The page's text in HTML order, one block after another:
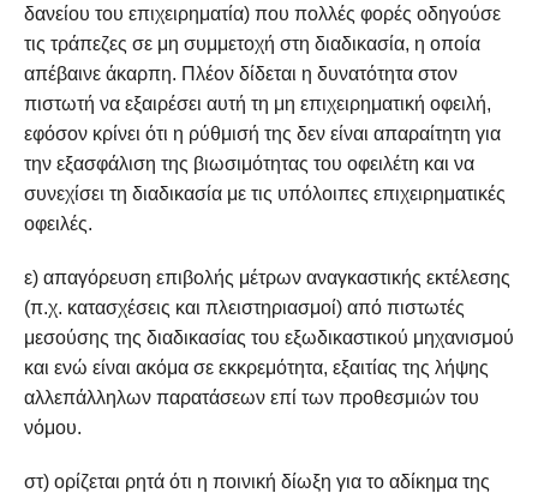
δανείου του επιχειρηματία) που πολλές φορές οδηγούσε
τις τράπεζες σε μη συμμετοχή στη διαδικασία, η οποία
απέβαινε άκαρπη. Πλέον δίδεται η δυνατότητα στον
πιστωτή να εξαιρέσει αυτή τη μη επιχειρηματική οφειλή,
εφόσον κρίνει ότι η ρύθμισή της δεν είναι απαραίτητη για
την εξασφάλιση της βιωσιμότητας του οφειλέτη και να
συνεχίσει τη διαδικασία με τις υπόλοιπες επιχειρηματικές
οφειλές.
ε) απαγόρευση επιβολής μέτρων αναγκαστικής εκτέλεσης
(π.χ. κατασχέσεις και πλειστηριασμοί) από πιστωτές
μεσούσης της διαδικασίας του εξωδικαστικού μηχανισμού
και ενώ είναι ακόμα σε εκκρεμότητα, εξαιτίας της λήψης
αλλεπάλληλων παρατάσεων επί των προθεσμιών του
νόμου.
στ) ορίζεται ρητά ότι η ποινική δίωξη για το αδίκημα της